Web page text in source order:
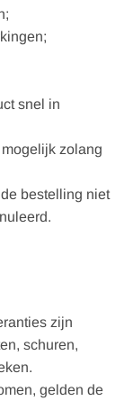
snel in
zolang
bestelling niet
zijn
schuren,
gelden de